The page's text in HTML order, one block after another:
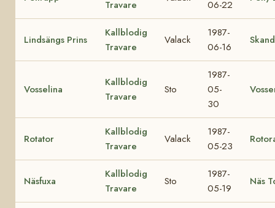
Travare
06-22
Lindsängs Prins
Kallblodig
Travare
Valack
1987-
06-16
Vosselina
Kallblodig
Travare
Sto
1987-
05-
30
Rotator
Kallblodig
Travare
Valack
1987-
05-23
Näsfuxa
Kallblodig
Travare
Sto
1987-
05-19
Näs